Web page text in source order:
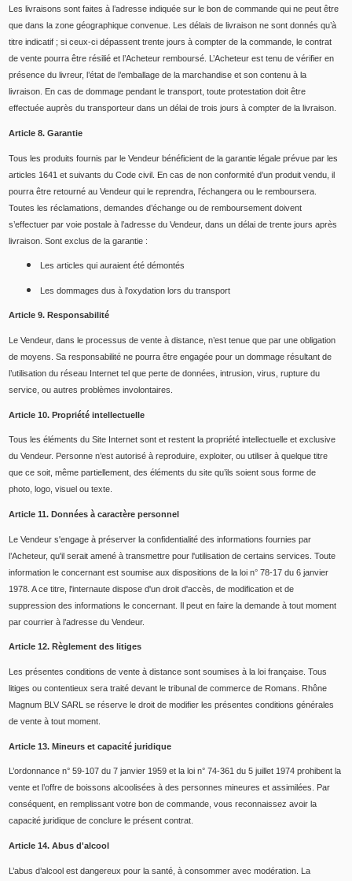
Les livraisons sont faites à l’adresse indiquée sur le bon de commande qui ne peut être
que dans la zone géographique convenue. Les délais de livraison ne sont donnés qu’à
titre indicatif ; si ceux-ci dépassent trente jours à compter de la commande, le contrat
de vente pourra être résilié et l’Acheteur remboursé. L’Acheteur est tenu de vérifier en
présence du livreur, l’état de l’emballage de la marchandise et son contenu à la
livraison. En cas de dommage pendant le transport, toute protestation doit être
effectuée auprès du transporteur dans un délai de trois jours à compter de la livraison.
Article 8. Garantie
Tous les produits fournis par le Vendeur bénéficient de la garantie légale prévue par les
articles 1641 et suivants du Code civil. En cas de non conformité d’un produit vendu, il
pourra être retourné au Vendeur qui le reprendra, l’échangera ou le remboursera.
Toutes les réclamations, demandes d’échange ou de remboursement doivent
s’effectuer par voie postale à l’adresse du Vendeur, dans un délai de trente jours après
livraison. Sont exclus de la garantie :
Les articles qui auraient été démontés
Les dommages dus à l'oxydation lors du transport
Article 9. Responsabilité
Le Vendeur, dans le processus de vente à distance, n’est tenue que par une obligation
de moyens. Sa responsabilité ne pourra être engagée pour un dommage résultant de
l’utilisation du réseau Internet tel que perte de données, intrusion, virus, rupture du
service, ou autres problèmes involontaires.
Article 10. Propriété intellectuelle
Tous les éléments du Site Internet sont et restent la propriété intellectuelle et exclusive
du Vendeur. Personne n’est autorisé à reproduire, exploiter, ou utiliser à quelque titre
que ce soit, même partiellement, des éléments du site qu’ils soient sous forme de
photo, logo, visuel ou texte.
Article 11. Données à caractère personnel
Le Vendeur s'engage à préserver la confidentialité des informations fournies par
l’Acheteur, qu'il serait amené à transmettre pour l'utilisation de certains services. Toute
information le concernant est soumise aux dispositions de la loi n° 78-17 du 6 janvier
1978. A ce titre, l'internaute dispose d'un droit d'accès, de modification et de
suppression des informations le concernant. Il peut en faire la demande à tout moment
par courrier à l’adresse du Vendeur.
Article 12. Règlement des litiges
Les présentes conditions de vente à distance sont soumises à la loi française. Tous
litiges ou contentieux sera traité devant le tribunal de commerce de Romans. Rhône
Magnum BLV SARL se réserve le droit de modifier les présentes conditions générales
de vente à tout moment.
Article 13. Mineurs et capacité juridique
L’ordonnance n° 59-107 du 7 janvier 1959 et la loi n° 74-361 du 5 juillet 1974 prohibent la
vente et l’offre de boissons alcoolisées à des personnes mineures et assimilées. Par
conséquent, en remplissant votre bon de commande, vous reconnaissez avoir la
capacité juridique de conclure le présent contrat.
Article 14. Abus d'alcool
L’abus d’alcool est dangereux pour la santé, à consommer avec modération. La